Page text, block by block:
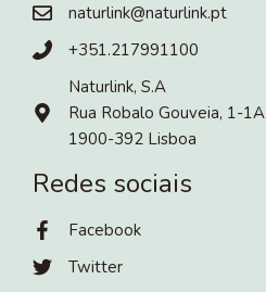
naturlink@naturlink.pt
+351.217991100
Naturlink, S.A
Rua Robalo Gouveia, 1-1A
1900-392 Lisboa
Redes sociais
Facebook
Twitter